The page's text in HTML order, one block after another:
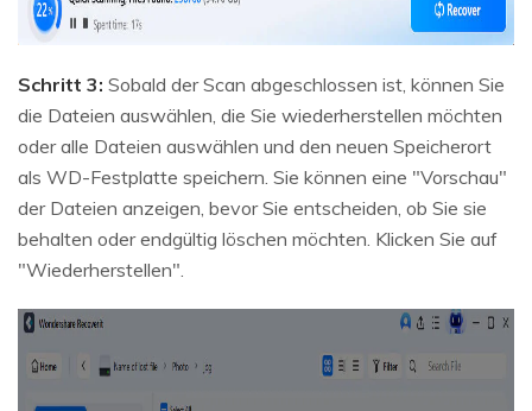
Schritt 3: Sobald der Scan abgeschlossen ist, können Sie
die Dateien auswählen, die Sie wiederherstellen möchten
oder alle Dateien auswählen und den neuen Speicherort
als WD-Festplatte speichern. Sie können eine "Vorschau"
der Dateien anzeigen, bevor Sie entscheiden, ob Sie sie
behalten oder endgültig löschen möchten. Klicken Sie auf
"Wiederherstellen".